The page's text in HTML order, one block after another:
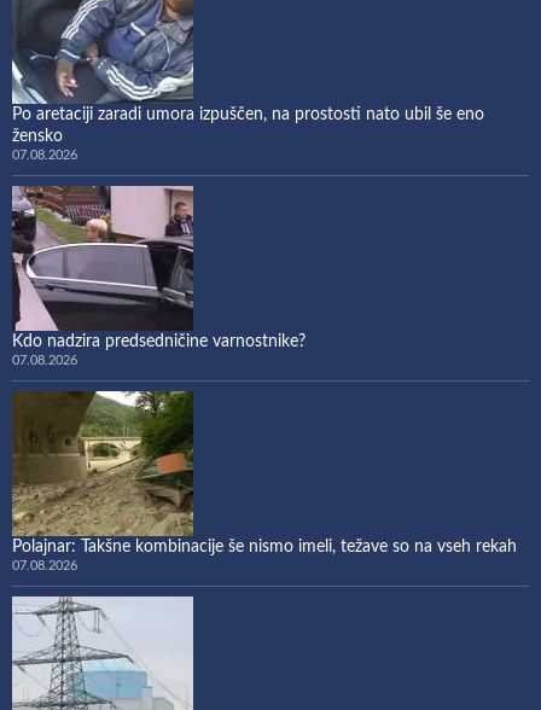
Po aretaciji zaradi umora izpuščen, na prostosti nato ubil še eno
žensko
07.08.2026
Kdo nadzira predsedničine varnostnike?
07.08.2026
Polajnar: Takšne kombinacije še nismo imeli, težave so na vseh rekah
07.08.2026